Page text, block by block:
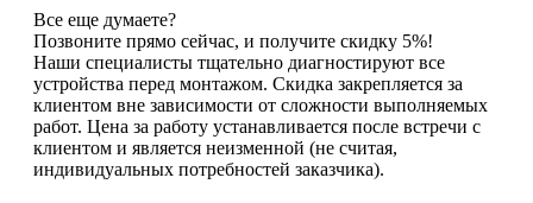
Все еще думаете?
Позвоните прямо сейчас, и получите скидку 5%!
Наши специалисты тщательно диагностируют все
устройства перед монтажом. Скидка закрепляется за
клиентом вне зависимости от сложности выполняемых
работ. Цена за работу устанавливается после встречи с
клиентом и является неизменной (не считая,
индивидуальных потребностей заказчика).